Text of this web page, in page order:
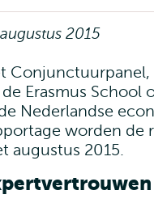
2015
Conjunctuurpanel,
Erasmus School
Nederlandse
worden de
augustus 2015.